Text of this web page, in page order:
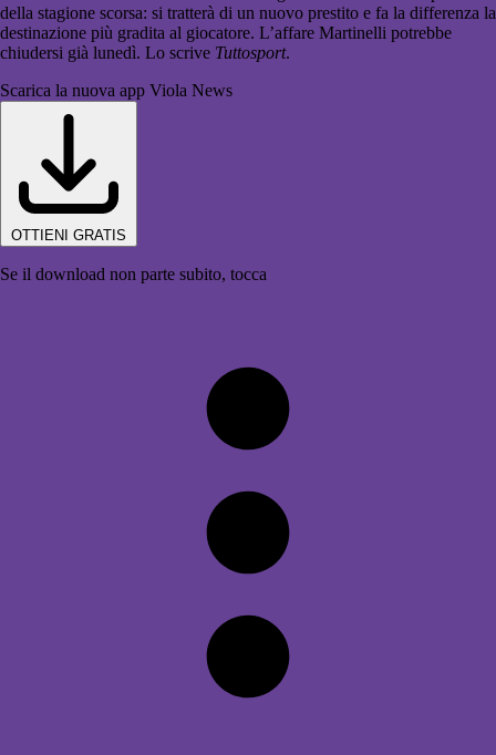
della stagione scorsa: si tratterà di un nuovo prestito e fa la differenza la
destinazione più gradita al giocatore. L’affare Martinelli potrebbe
chiudersi già lunedì. Lo scrive Tuttosport.
Scarica la nuova app Viola News
OTTIENI GRATIS
Se il download non parte subito, tocca